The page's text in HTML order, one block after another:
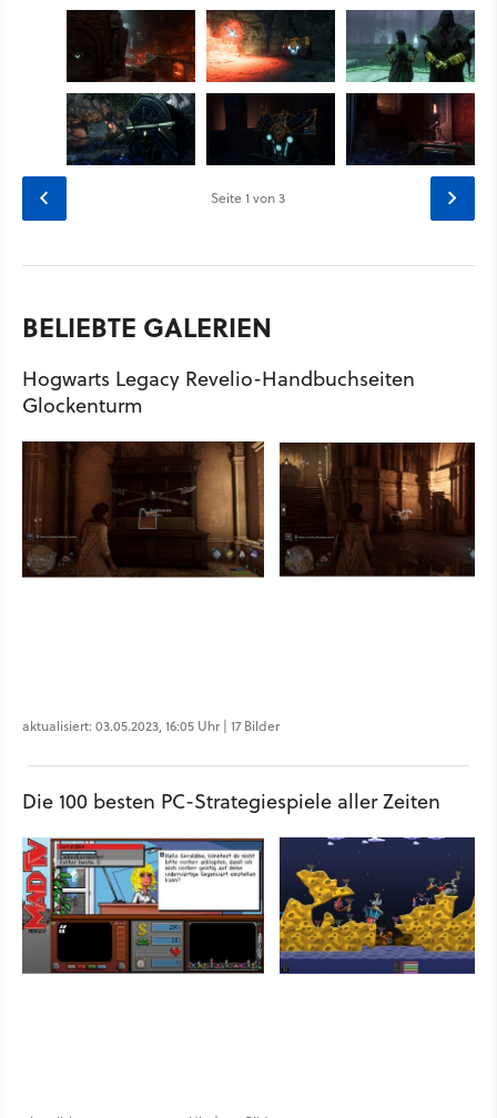
Seite1 von 3
BELIEBTE GALERIEN
Hogwarts Legacy Revelio-Handbuchseiten
Glockenturm
aktualisiert: 03.05.2023, 16:05 Uhr | 17 Bilder
Die 100 besten PC-Strategiespiele aller Zeiten